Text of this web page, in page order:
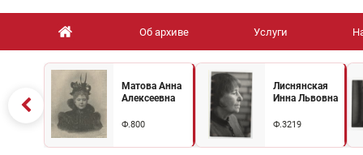
Об архиве Услуги
Матова Анна
Алексеевна
Ф.800
Лиснянская
Инна Львовна
Ф.3219